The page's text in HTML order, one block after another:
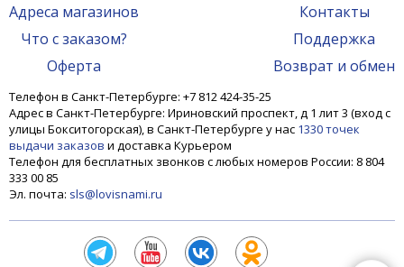
-25%
1 190 ₽ 1 570 ₽
Адреса магазинов
Что с заказом?
Оферта
Контакты
Поддержка
Возврат и обмен
Телефон в Санкт-Петербурге: +7 812 424-35-25
Адрес в Санкт-Петербурге: Ириновский проспект, д 1 лит 3 (вход с
улицы Бокситогорская), в Санкт-Петербурге у нас 1330 точек
выдачи заказов и доставка Курьером
Телефон для бесплатных звонков с любых номеров России: 8 804
333 00 85
Эл. почта: sls@lovisnami.ru